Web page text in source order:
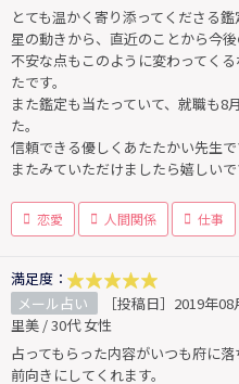
とても温かく寄り添ってくださる鑑
星の動きから、直近のことから今
不安な点もこのように変わってく
たです。
また鑑定も当たっていて、就職も8
た。
信頼できる優しくあたたかい先生で
またみていただけましたら嬉しいで
恋愛 人間関係 仕事
満足度：
メール占い
［投稿日］2019年
里美 / 30代 女性
占ってもらった内容がいつも府に落
前向きにしてくれます。